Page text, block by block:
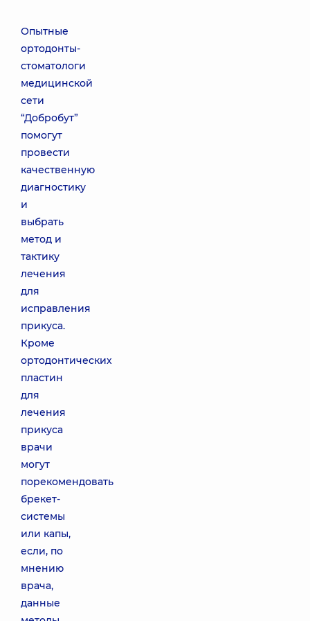
Опытные
ортодонты-
стоматологи
медицинской
сети
“Добробут”
помогут
провести
качественную
диагностику
и
выбрать
метод и
тактику
лечения
для
исправления
прикуса.
Кроме
ортодонтических
пластин
для
лечения
прикуса
врачи
могут
порекомендовать
брекет-
системы
или капы,
если, по
мнению
врача,
данные